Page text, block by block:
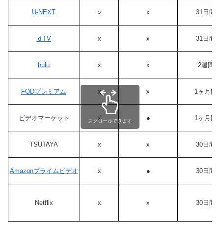
U-NEXT ○ x 31日間
ｄTV x x 31日間
hulu x x 2週間
FODプレミアム x x 1ヶ月間
ビデオマーケット x ● 1ヶ月間
TSUTAYA x x 30日間
Amazonプライムビデオ x ● 30日間
Netflix x x 30日間
スクロールできます